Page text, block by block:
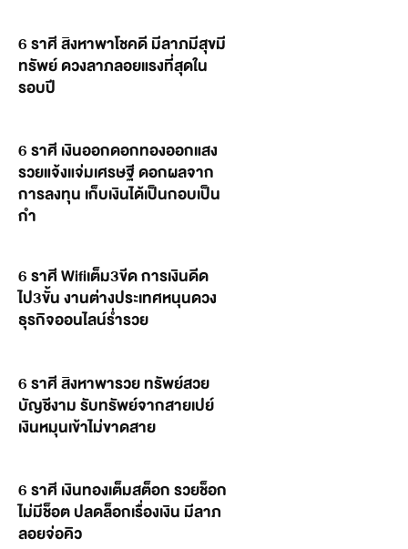
6 ราศี สิงหาพาโชคดี มีลาภมีสุขมี
ทรัพย์ ดวงลาภลอยแรงที่สุดใน
รอบปี
6 ราศี เงินออกดอกทองออกแสง
รวยแจ้งแจ่มเศรษฐี ดอกผลจาก
การลงทุน เก็บเงินได้เป็นกอบเป็น
กำ
6 ราศี Wifiเต็ม3ขีด การเงินดีด
ไป3ขั้น งานต่างประเทศหนุนดวง
ธุรกิจออนไลน์ร่ำรวย
6 ราศี สิงหาพารวย ทรัพย์สวย
บัญชีงาม รับทรัพย์จากสายเปย์
เงินหมุนเข้าไม่ขาดสาย
6 ราศี เงินทองเต็มสต็อก รวยช็อก
ไม่มีช็อต ปลดล็อกเรื่องเงิน มีลาภ
ลอยจ่อคิว